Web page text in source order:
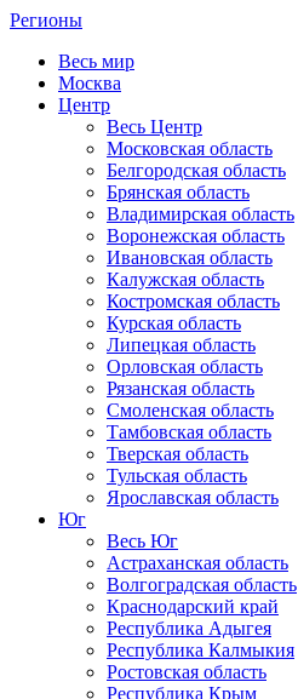
Регионы
Весь мир
Москва
Центр
Весь Центр
Московская область
Белгородская область
Брянская область
Владимирская область
Воронежская область
Ивановская область
Калужская область
Костромская область
Курская область
Липецкая область
Орловская область
Рязанская область
Смоленская область
Тамбовская область
Тверская область
Тульская область
Ярославская область
Юг
Весь Юг
Астраханская область
Волгоградская область
Краснодарский край
Республика Адыгея
Республика Калмыкия
Ростовская область
Республика Крым